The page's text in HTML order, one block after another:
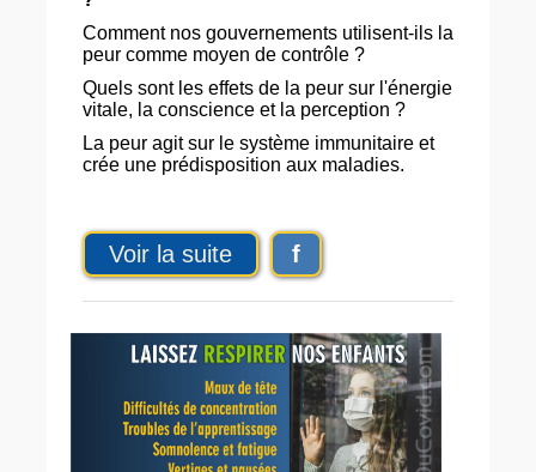
Comment nos gouvernements utilisent-ils la
peur comme moyen de contrôle ?
Quels sont les effets de la peur sur l'énergie
vitale, la conscience et la perception ?
La peur agit sur le système immunitaire et
crée une prédisposition aux maladies.
Voir la suite f